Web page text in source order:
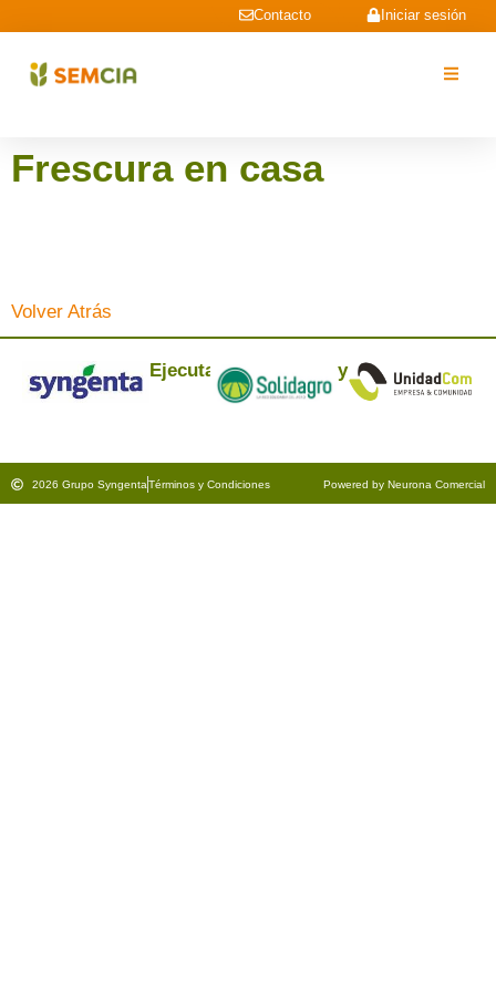
Iniciar sesión
Contacto
Frescura en casa
Volver Atrás
Ejecuta: y
2026 Grupo SyngentaTérminos y Condiciones Powered by Neurona Comercial